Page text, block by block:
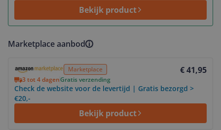
Bekijk product
Marketplace aanbod
Marketplace € 41,95
3 tot 4 dagenGratis verzending
Check de website voor de levertijd | Gratis bezorgd >
€20,-
Bekijk product